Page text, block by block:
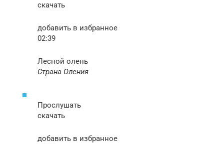
скачать
добавить в избранное
02:39
Лесной олень
Страна Оления
Прослушать
скачать
добавить в избранное